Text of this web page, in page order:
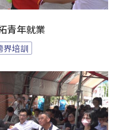
青年就業
界培訓